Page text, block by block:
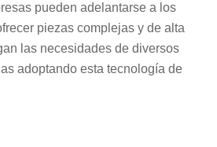
pueden adelantarse a los
piezas complejas y de alta
las necesidades de diversos
adoptando esta tecnología de